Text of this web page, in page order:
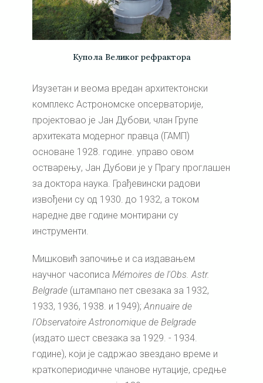
Купола Великог рефрактора
Изузетан и веома вредан архитектонски
комплекс Астрономске опсерваторије,
пројектовао је Јан Дубови, члан Групе
архитеката модерног правца (ГАМП)
основане 1928. године. управо овом
остварењу, Јан Дубови је у Прагу проглашен
за доктора наука. Грађевински радови
извођени су од 1930. до 1932, а током
наредне две године монтирани су
инструменти.
Мишковић започиње и са издавањем
научног часописа Mémoires de l'Obs. Astr.
Belgrade (штампано пет свезака за 1932,
1933, 1936, 1938. и 1949);Annuaire de
l'Observatoire Astronomique de Belgrade
(издато шест свезака за 1929. - 1934.
године), који је садржао звездано време и
краткопериодичне чланове нутације, средње